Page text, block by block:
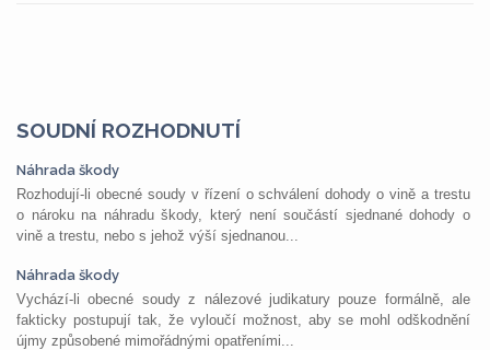
SOUDNÍ ROZHODNUTÍ
Náhrada škody
Rozhodují-li obecné soudy v řízení o schválení dohody o vině a trestu
o nároku na náhradu škody, který není součástí sjednané dohody o
vině a trestu, nebo s jehož výší sjednanou...
Náhrada škody
Vychází-li obecné soudy z nálezové judikatury pouze formálně, ale
fakticky postupují tak, že vyloučí možnost, aby se mohl odškodnění
újmy způsobené mimořádnými opatřeními...